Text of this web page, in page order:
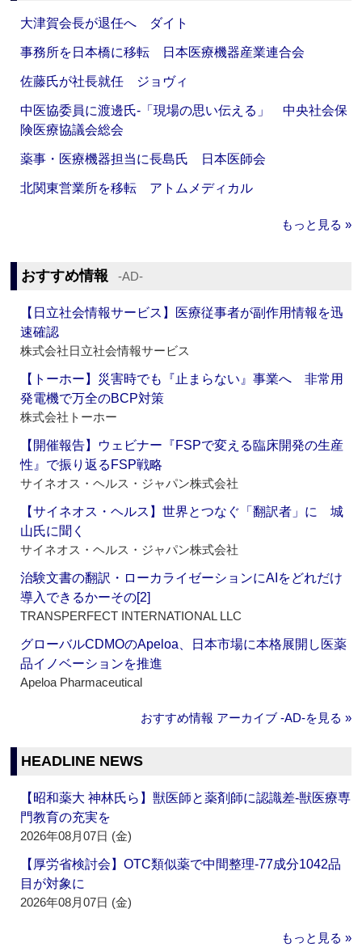
大津賀会長が退任へ ダイト
事務所を日本橋に移転 日本医療機器産業連合会
佐藤氏が社長就任 ジョヴィ
中医協委員に渡邊氏‐「現場の思い伝える」 中央社会保
険医療協議会総会
薬事・医療機器担当に長島氏 日本医師会
北関東営業所を移転 アトムメディカル
もっと見る »
おすすめ情報 ‐AD‐
【日立社会情報サービス】医療従事者が副作用情報を迅
速確認
株式会社日立社会情報サービス
【トーホー】災害時でも『止まらない』事業へ 非常用
発電機で万全のBCP対策
株式会社トーホー
【開催報告】ウェビナー『FSPで変える臨床開発の生産
性』で振り返るFSP戦略
サイネオス・ヘルス・ジャパン株式会社
【サイネオス・ヘルス】世界とつなぐ「翻訳者」に 城
山氏に聞く
サイネオス・ヘルス・ジャパン株式会社
治験文書の翻訳・ローカライゼーションにAIをどれだけ
導入できるかーその[2]
TRANSPERFECT INTERNATIONAL LLC
グローバルCDMOのApeloa、日本市場に本格展開し医薬
品イノベーションを推進
Apeloa Pharmaceutical
おすすめ情報 アーカイブ ‐AD‐を見る »
HEADLINE NEWS
【昭和薬大 神林氏ら】獣医師と薬剤師に認識差‐獣医療専
門教育の充実を
2026年08月07日 (金)
【厚労省検討会】OTC類似薬で中間整理‐77成分1042品
目が対象に
2026年08月07日 (金)
もっと見る »